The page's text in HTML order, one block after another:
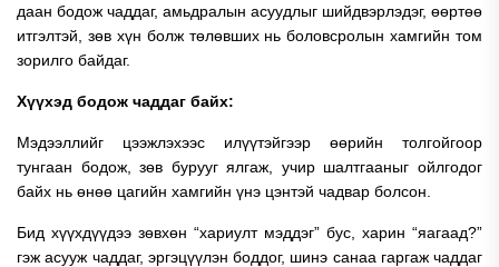
даан бодож чаддаг, амьдралын асуудлыг шийдвэрлэдэг, өөртөө
итгэлтэй, зөв хүн болж төлөвших нь боловсролын хамгийн том
зорилго байдаг.
Хүүхэд бодож чаддаг байх:
Мэдээллийг цээжлэхээс илүүтэйгээр өөрийн толгойгоор
тунгаан бодож, зөв бурууг ялгаж, учир шалтгааныг ойлгодог
байх нь өнөө цагийн хамгийн үнэ цэнтэй чадвар болсон.
Бид хүүхдүүдээ зөвхөн “хариулт мэддэг” бус, харин “яагаад?”
гэж асууж чаддаг, эргэцүүлэн боддог, шинэ санаа гаргаж чаддаг